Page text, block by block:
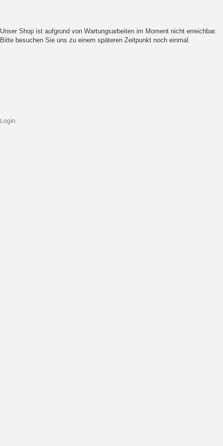
Unser Shop ist aufgrund von Wartungsarbeiten im Moment nicht erreichbar.
Bitte besuchen Sie uns zu einem späteren Zeitpunkt noch einmal.
Login